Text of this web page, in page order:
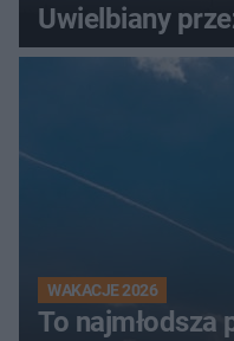
Uwielbiany
turystów
WAKACJE 2026
To najmłodsza